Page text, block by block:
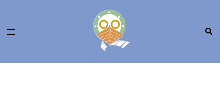
contido
Alternar